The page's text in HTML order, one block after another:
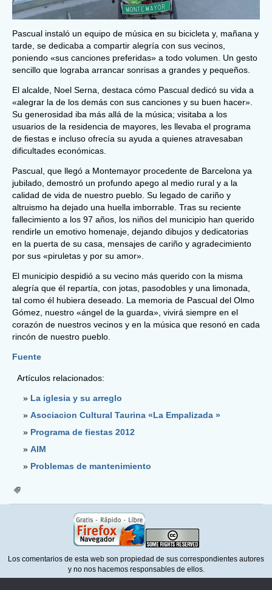
Pascual instaló un equipo de música en su bicicleta y, mañana y
tarde, se dedicaba a compartir alegría con sus vecinos,
poniendo «sus canciones preferidas» a todo volumen. Un gesto
sencillo que lograba arrancar sonrisas a grandes y pequeños.
El alcalde, Noel Serna, destaca cómo Pascual dedicó su vida a
«alegrar la de los demás con sus canciones y su buen hacer».
Su generosidad iba más allá de la música; visitaba a los
usuarios de la residencia de mayores, les llevaba el programa
de fiestas e incluso ofrecía su ayuda a quienes atravesaban
dificultades económicas.
Pascual, que llegó a Montemayor procedente de Barcelona ya
jubilado, demostró un profundo apego al medio rural y a la
calidad de vida de nuestro pueblo. Su legado de cariño y
altruismo ha dejado una huella imborrable. Tras su reciente
fallecimiento a los 97 años, los niños del municipio han querido
rendirle un emotivo homenaje, dejando dibujos y dedicatorias
en la puerta de su casa, mensajes de cariño y agradecimiento
por sus «piruletas y por su amor».
El municipio despidió a su vecino más querido con la misma
alegría que él repartía, con jotas, pasodobles y una limonada,
tal como él hubiera deseado. La memoria de Pascual del Olmo
Gómez, nuestro «ángel de la guarda», vivirá siempre en el
corazón de nuestros vecinos y en la música que resonó en cada
rincón de nuestro pueblo.
Fuente
Artículos relacionados:
La iglesia y su arreglo
Asociacion Cultural Taurina «La Empalizada »
Programa de fiestas 2012
AIM
Problemas de mantenimiento
Los comentarios de esta web son propiedad de sus correspondientes autores
y no nos hacemos responsables de ellos.